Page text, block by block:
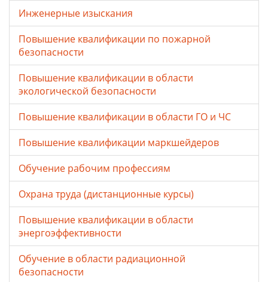
Инженерные изыскания
Повышение квалификации по пожарной
безопасности
Повышение квалификации в области
экологической безопасности
Повышение квалификации в области ГО и ЧС
Повышение квалификации маркшейдеров
Обучение рабочим профессиям
Охрана труда (дистанционные курсы)
Повышение квалификации в области
энергоэффективности
Обучение в области радиационной
безопасности